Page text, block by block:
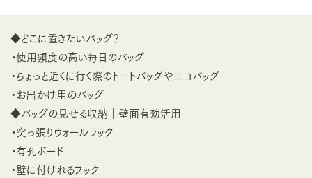
◆どこに置きたいバッグ？
・使用頻度の高い毎日のバッグ
・ちょっと近くに行く際のトートバッグやエコバッグ
・お出かけ用のバッグ
◆バッグの見せる収納｜壁面有効活用
・突っ張りウォールラック
・有孔ボード
・壁に付けれるフック